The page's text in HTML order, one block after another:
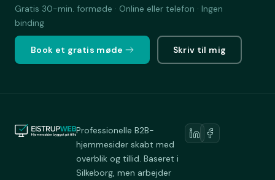
Gratis 30-min. formøde · Online eller telefon · Ingen
binding
Book et gratis møde Skriv til mig
Professionelle B2B-
hjemmesider skabt med
overblik og tillid. Baseret i
Silkeborg, men arbejder